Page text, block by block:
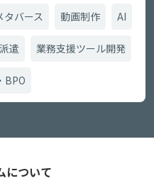
タバース 動画制作 AI
遣 業務支援ツール開発
BPO
について